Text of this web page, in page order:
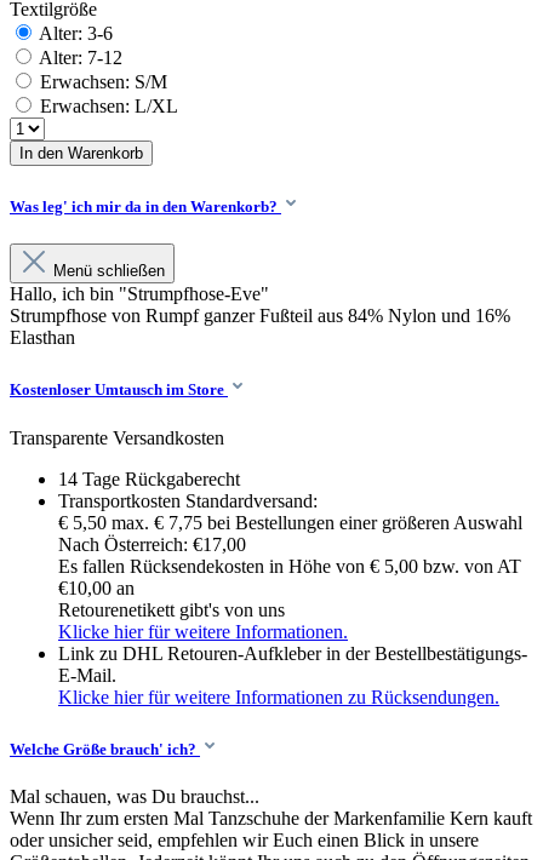
Textilgröße
Alter: 3-6
Alter: 7-12
Erwachsen: S/M
Erwachsen: L/XL
In den Warenkorb
Was leg' ich mir da in den Warenkorb?
Menü schließen
Hallo, ich bin "Strumpfhose-Eve"
Strumpfhose von Rumpf ganzer Fußteil aus 84% Nylon und 16%
Elasthan
Kostenloser Umtausch im Store
Transparente Versandkosten
14 Tage Rückgaberecht
Transportkosten Standardversand:
€ 5,50 max. € 7,75 bei Bestellungen einer größeren Auswahl
Nach Österreich: €17,00
Es fallen Rücksendekosten in Höhe von € 5,00 bzw. von AT
€10,00 an
Retourenetikett gibt's von uns
Klicke hier für weitere Informationen.
Link zu DHL Retouren-Aufkleber in der Bestellbestätigungs-
E-Mail.
Klicke hier für weitere Informationen zu Rücksendungen.
Welche Größe brauch' ich?
Mal schauen, was Du brauchst...
Wenn Ihr zum ersten Mal Tanzschuhe der Markenfamilie Kern kauft
oder unsicher seid, empfehlen wir Euch einen Blick in unsere